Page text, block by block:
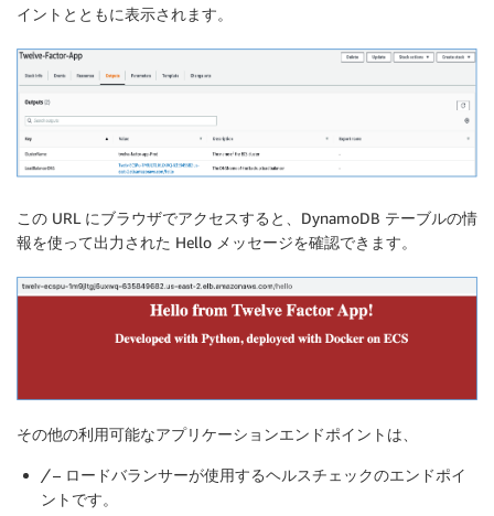
イントとともに表示されます。
この URL にブラウザでアクセスすると、DynamoDB テーブルの情
報を使って出力された Hello メッセージを確認できます。
その他の利用可能なアプリケーションエンドポイントは、
/– ロードバランサーが使用するヘルスチェックのエンドポイ
ントです。